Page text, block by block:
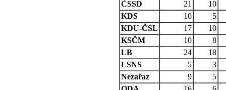
ČSSD
21
10
KDS
10
5
KDU-ČSL
17
10
KSČM
10
8
LB
24
18
LSNS
5
3
Nezařaz
9
5